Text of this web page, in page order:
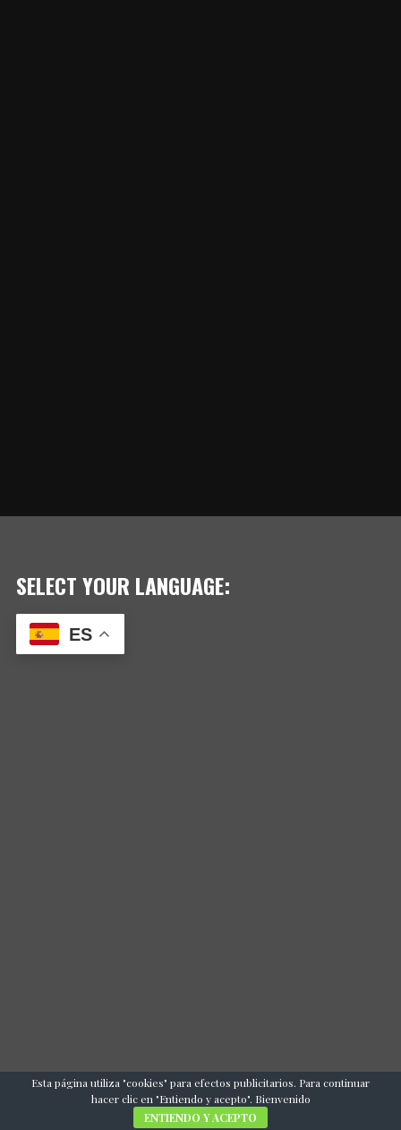
SELECT YOUR LANGUAGE:
ES
Esta página utiliza "cookies" para efectos publicitarios. Para continuar
hacer clic en "Entiendo y acepto". Bienvenido
ENTIENDO Y ACEPTO